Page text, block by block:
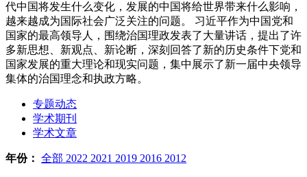
代中国将发生什么变化，发展的中国将给世界带来什么影响，
越来越成为国际社会广泛关注的问题。 习近平作为中国党和
国家的最高领导人，围绕治国理政发表了大量讲话，提出了许
多新思想、新观点、新论断，深刻回答了新的历史条件下党和
国家发展的重大理论和现实问题，集中展示了新一届中央领导
集体的治国理念和执政方略。
专题动态
学术期刊
学术文章
年份： 全部 2022 2021 2019 2016 2012